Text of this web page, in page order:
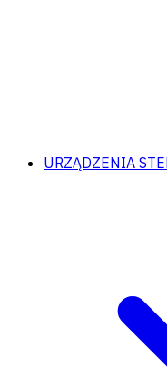
URZĄDZENIA